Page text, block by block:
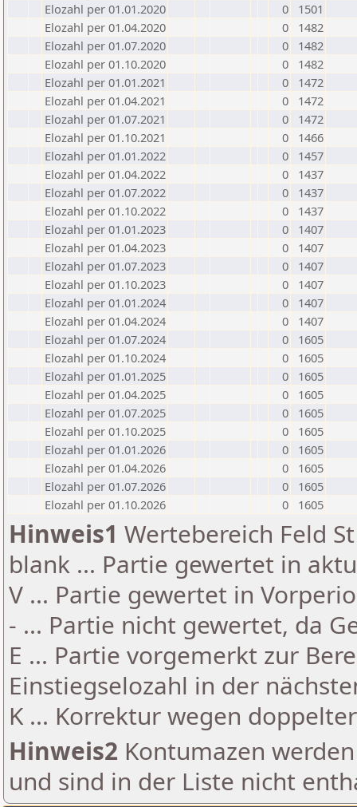
Elozahl per 01.01.2020
0
1501
Elozahl per 01.04.2020
0
1482
Elozahl per 01.07.2020
0
1482
Elozahl per 01.10.2020
0
1482
Elozahl per 01.01.2021
0
1472
Elozahl per 01.04.2021
0
1472
Elozahl per 01.07.2021
0
1472
Elozahl per 01.10.2021
0
1466
Elozahl per 01.01.2022
0
1457
Elozahl per 01.04.2022
0
1437
Elozahl per 01.07.2022
0
1437
Elozahl per 01.10.2022
0
1437
Elozahl per 01.01.2023
0
1407
Elozahl per 01.04.2023
0
1407
Elozahl per 01.07.2023
0
1407
Elozahl per 01.10.2023
0
1407
Elozahl per 01.01.2024
0
1407
Elozahl per 01.04.2024
0
1407
Elozahl per 01.07.2024
0
1605
Elozahl per 01.10.2024
0
1605
Elozahl per 01.01.2025
0
1605
Elozahl per 01.04.2025
0
1605
Elozahl per 01.07.2025
0
1605
Elozahl per 01.10.2025
0
1605
Elozahl per 01.01.2026
0
1605
Elozahl per 01.04.2026
0
1605
Elozahl per 01.07.2026
0
1605
Elozahl per 01.10.2026
0 1605
Hinweis1 Wertebereich Feld
blank ... Partie gewertet in
V ... Partie gewertet in
- ... Partie nicht gewertet, da
E ... Partie vorgemerkt zur
Einstiegselozahl in der
K ... Korrektur wegen
Hinweis2 Kontumazen
und sind in der Liste nicht